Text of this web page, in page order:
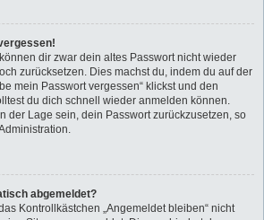
dir zwar dein altes Passwort nicht wieder
zurücksetzen. Dies machst du, indem du auf der
mein Passwort vergessen“ klickst und den
du dich schnell wieder anmelden können.
der Lage sein, dein Passwort zurückzusetzen, so
abgemeldet?
Kontrollkästchen „Angemeldet bleiben“ nicht